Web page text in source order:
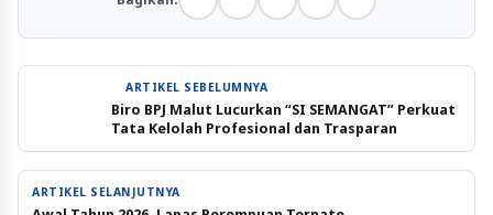
ARTIKEL SEBELUMNYA
Biro BPJ Malut Lucurkan “SI SEMANGAT” Perkuat
Tata Kelolah Profesional dan Trasparan
ARTIKEL SELANJUTNYA